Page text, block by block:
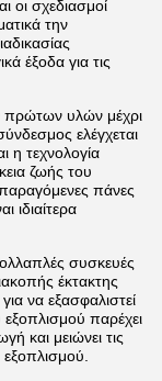
οι σχεδιασμοί
την
έξοδα για τις
πρώτων υλών μέχρι
ελέγχεται
η τεχνολογία
ζωής του
πάνες
ιδιαίτερα
συσκευές
έκτακτης
να εξασφαλιστεί
παρέχει
και μειώνει τις